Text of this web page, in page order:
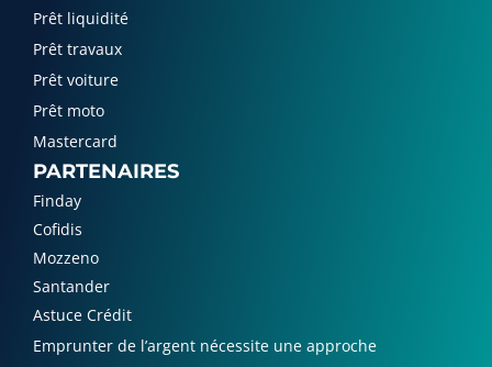
Prêt liquidité
Prêt travaux
Prêt voiture
Prêt moto
Mastercard
PARTENAIRES
Finday
Cofidis
Mozzeno
Santander
Astuce Crédit
Emprunter de l’argent nécessite une approche